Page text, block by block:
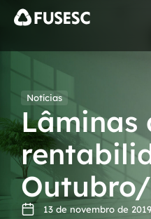
Notícias
Lâminas
13 de novembro de 2019